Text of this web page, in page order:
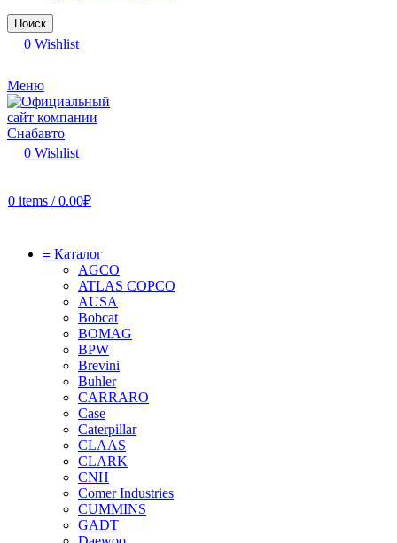
Поиск
0 Wishlist
Меню
0 Wishlist
0 items / 0.00₽
≡ Каталог
AGCO
ATLAS COPCO
AUSA
Bobcat
BOMAG
BPW
Brevini
Buhler
CARRARO
Case
Caterpillar
CLAAS
CLARK
CNH
Comer Industries
CUMMINS
GADT